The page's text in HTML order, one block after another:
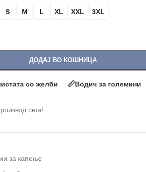
S M L XL XXL 3XL
ДОДАЈ ВО КОШНИЦА
со желби Водич за големини
сега!
за капење